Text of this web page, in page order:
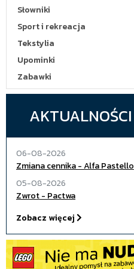
Słowniki
Sport i rekreacja
Tekstylia
Upominki
Zabawki
AKTUALNOŚCI
06-08-2026
Zmiana cennika - Alfa Pastello
05-08-2026
Zwrot - Pactwa
Zobacz więcej